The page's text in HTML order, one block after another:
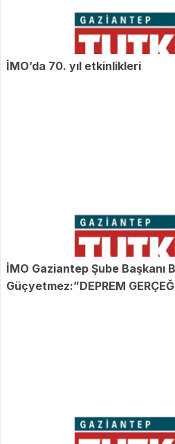
İMO’da 70. yıl etkinlikleri
İMO Gaziantep Şube Başkanı
Güçyetmez:”DEPREM